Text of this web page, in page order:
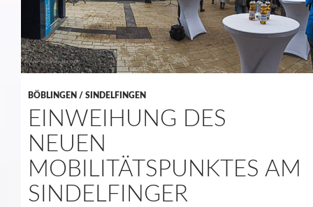
BÖBLINGEN / SINDELFINGEN
EINWEIHUNG DES
NEUEN
MOBILITÄTSPUNKTES AM
SINDELFINGER